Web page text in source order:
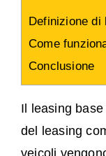
Definizione di
Come
Conclusione
Il leasing
del leasing
veicoli